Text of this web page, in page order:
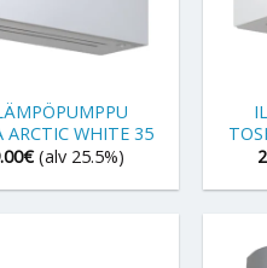
ARCTIC WHITE 35
€ (alv 25.5%)